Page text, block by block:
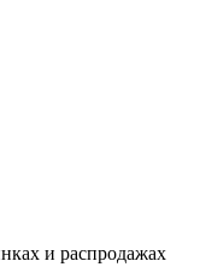
и распродажах